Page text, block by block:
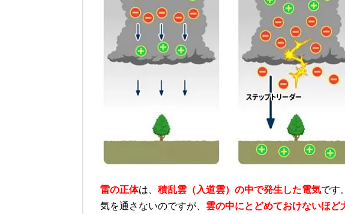
雷の正体は、 積乱雲（入道雲）の中で発生した電気です
気を通さないのですが、 雲の中にとどめておけないほ